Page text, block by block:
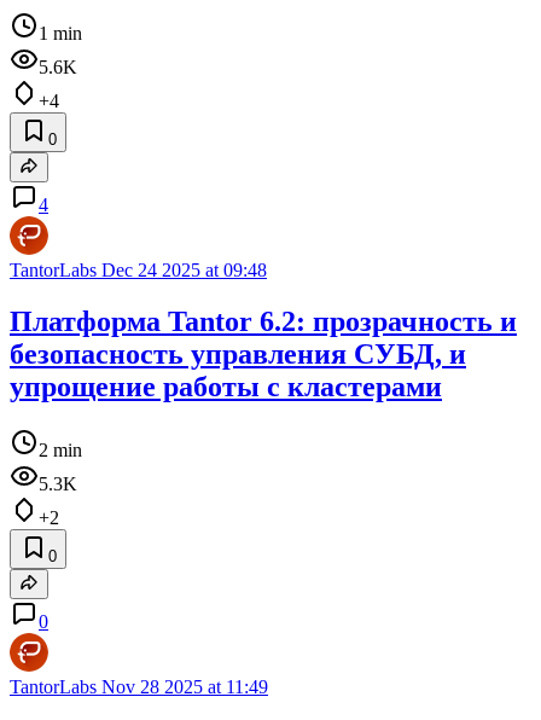
1 min
5.6K
+4
0
4
TantorLabs Dec 24 2025 at 09:48
Платформа Tantor 6.2: прозрачность и
безопасность управления СУБД, и
упрощение работы с кластерами
2 min
5.3K
+2
0
0
TantorLabs Nov 28 2025 at 11:49